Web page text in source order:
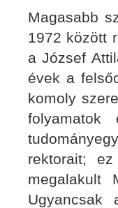
Magasabb
1972 között
a József
évek a
komoly
rektorait;
megalakult
Ugyancsak